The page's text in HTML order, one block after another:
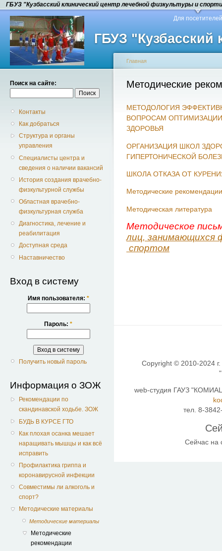
ГБУЗ "Кузбасский клинический центр лечебной физкультуры и
ГБУЗ
Для посетителей
Поиск на сайте:
Контакты
Как добраться
Структура и органы
управления
Специалисты центра и
сведения о наличии вакансий
История создания врачебно-
физкультурной службы
Областная врачебно-
физкультурная служба
Диагностика, лечение и
реабилитация
Доступная среда
Наставничество
Вход в систему
Имя пользователя: *
Пароль: *
Получить новый пароль
Информация о ЗОЖ
Рекомендации по
скандинавской ходьбе. ЗОЖ
БУДЬ В КУРСЕ ГТО
Как плохая осанка мешает
наращивать мышцы и как всё
исправить
Профилактика гриппа и
коронавирусной инфекции
Совместимы ли алкоголь и
спорт?
Методические материалы
Методические материалы
Методические
рекомендации
Главная
Методические
МЕТОДОЛОГИЯ
ВОПРОСАМ
ЗДОРОВЬЯ
ОРГАНИЗАЦИЯ ШКОЛ
ГИПЕРТОНИЧЕСКОЙ
ШКОЛА ОТКАЗА ОТ
Методические
Методическая литература
Методическое
лиц, занимающихся
спортом
Copyright © 2010-2024
web-студия ГАУЗ
тел. 8-
Сейчас на